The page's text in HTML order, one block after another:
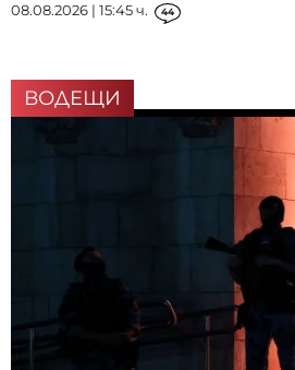
08.08.2026 | 15:45 ч. 44
ВОДЕЩИ